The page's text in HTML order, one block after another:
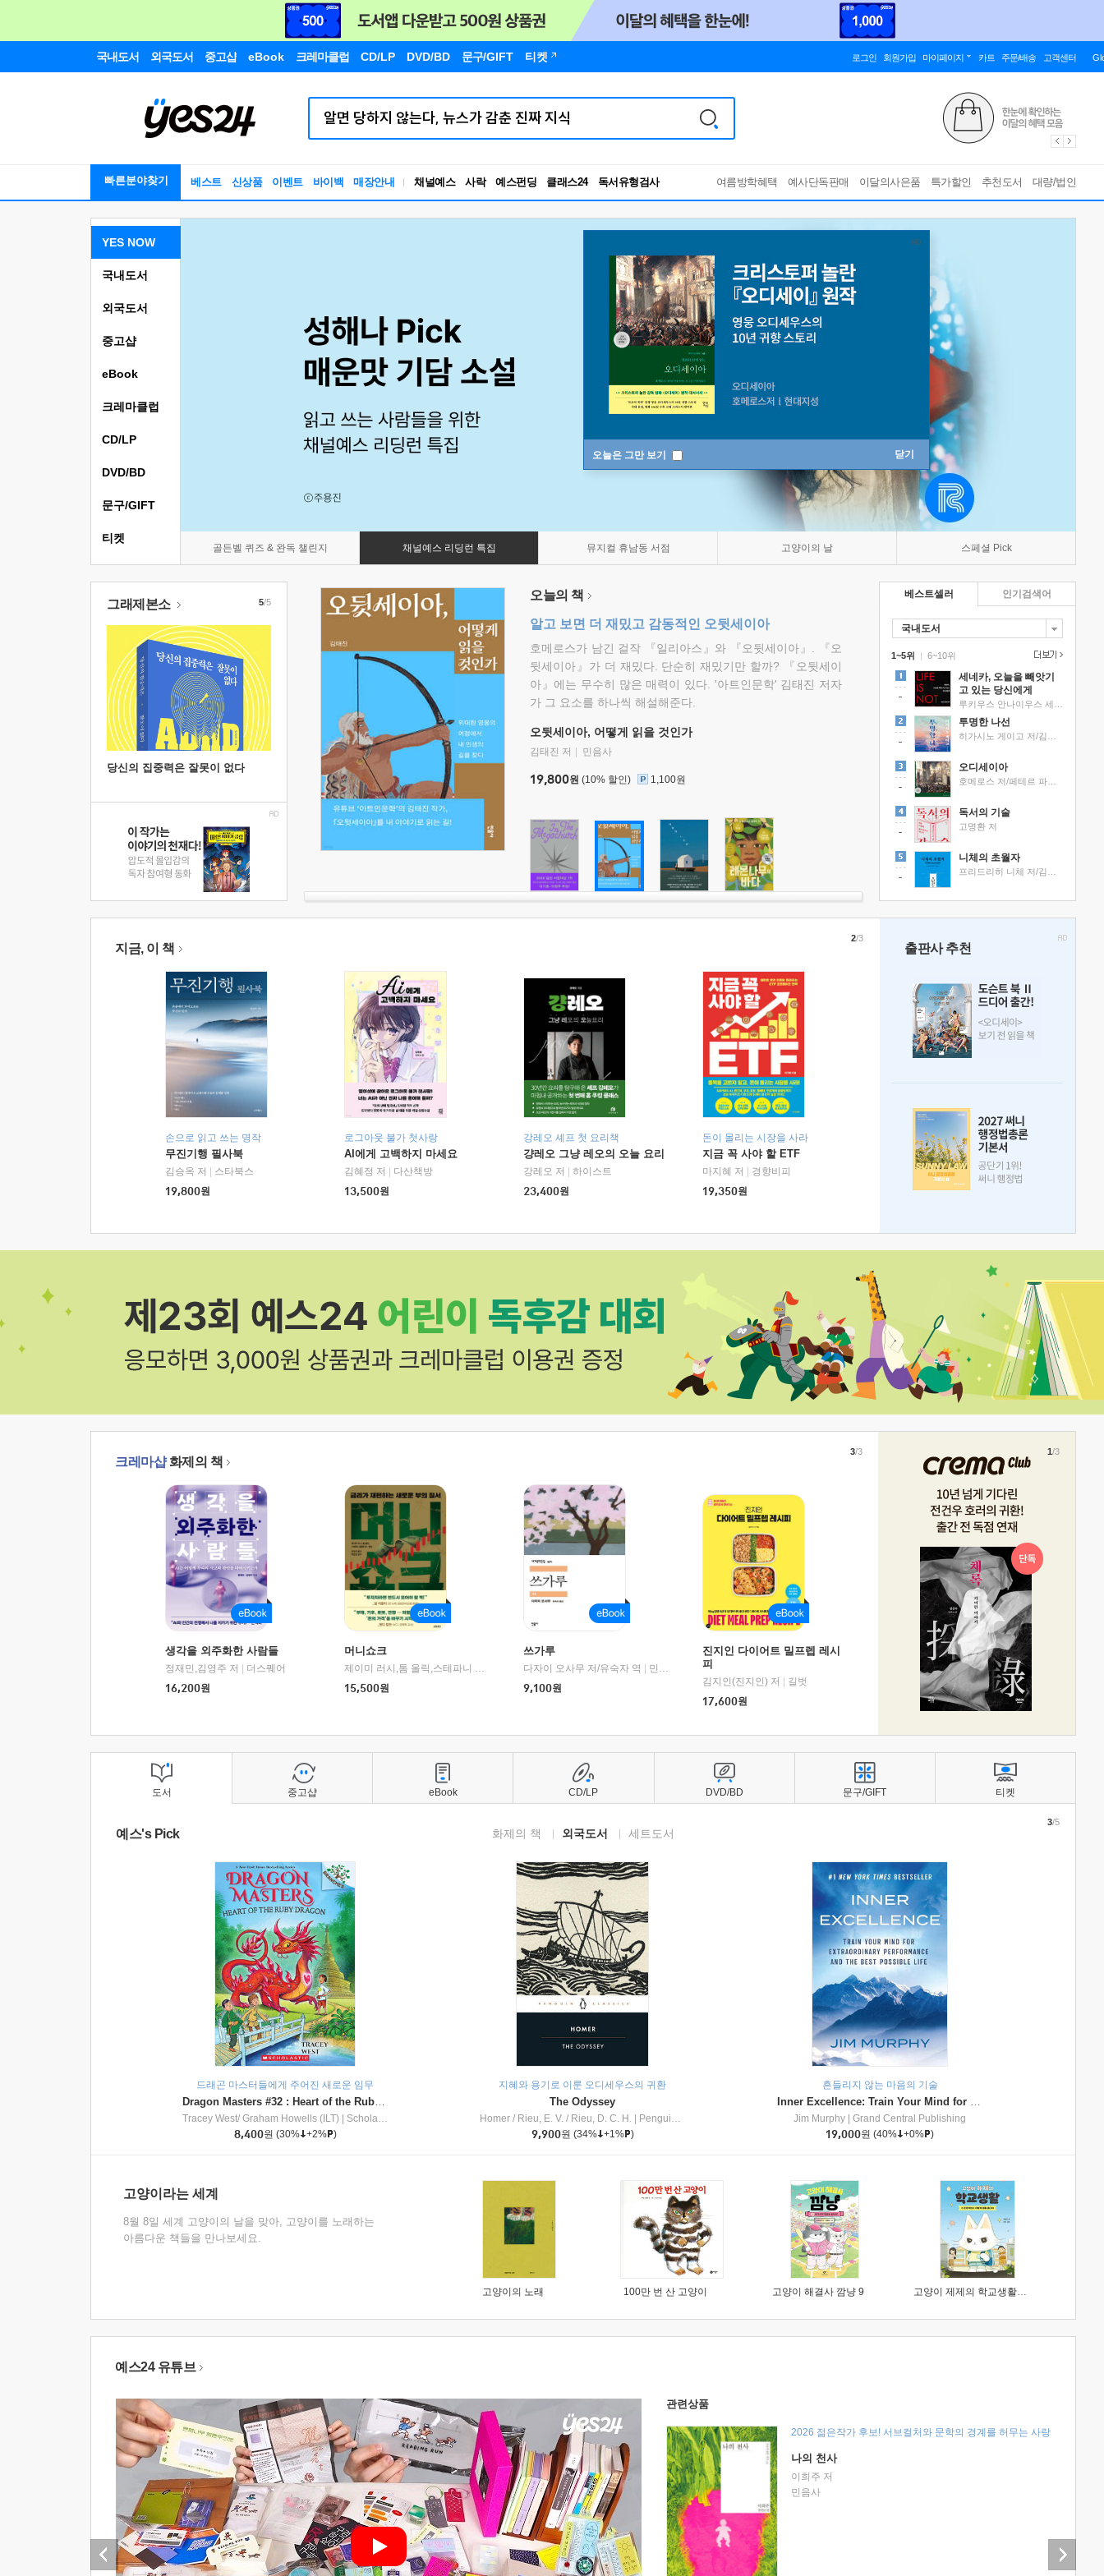
국내도서 외국도서 중고샵 eBook 크레마클럽 CD/LP DVD/BD 문구/GIFT 티켓 로그인 회원가입 마이페이지 카트 주문/배송 고객센터
빠른분야찾기 베스트 신상품 이벤트 바이백 매장안내 채널예스 사락 예스펀딩 클래스24
독서유형검사
RBTI Lab
독서유형검사
여름방학혜택 예사단독판매 이달의사은품 특가할인 추천도서 대량/법인
오늘은 그만 보기 닫기
YES NOW
골든벨 퀴즈 & 완독 챌린지 채널예스 리딩런 특집 뮤지컬 휴남동 서점 고양이의 날 스페셜 Pick
국내도서
외국도서
중고샵
eBook
크레마클럽
CD/LP
DVD/BD
문구/GIFT
티켓
그래제본소
당신의 집중력은 잘못이 없다
5/5 오늘의 책
알고 보면 더 재밌고 감동적인 오뒷세이아
호메로스가 남긴 걸작 『일리아스』와 『오뒷세이아』. 『오
뒷세이아』가 더 재밌다. 단순히 재밌기만 할까? 『오뒷세이
아』에는 무수히 많은 매력이 있다. '아트인문학' 김태진 저자
가 그 요소를 하나씩 해설해준다.
오뒷세이아, 어떻게 읽을 것인가
김태진 저 민음사
19,800원 (10% 할인) 1,100원
베스트셀러
국내도서
1~5위 |
세네카, 오늘을 빼앗기
고 있는 당신에게
투명한 나선
오디세이아
독서의 기술
고명환 저
니체의 초월자
6~10위
인기검색어
지금, 이 책
손으로 읽고 쓰는 명작
무진기행 필사북
김승옥 저
스타북스
19,800원
로그아웃 불가 첫사랑
AI에게 고백하지 마세요
김혜정 저
다산책방
13,500원
강레오 셰프 첫 요리책
걍레오 그냥 레오의 오늘 요리
강레오 저
하이스트
23,400원
돈이 몰리는 시장을 사라
지금 꼭 사야 할 ETF
마지혜 저
경향비피
19,350원
2/3
출판사 추천
크레마샵화제의 책
생각을 외주화한 사람들
정재민,김영주 저
더스퀘어
16,200원
머니쇼크
제이미 러시,톰 올릭,스테파니 플랜더스 편저/임경은 역/박정호 감수 |
교보문고
15,500원
쓰가루
다자이 오사무 저/유숙자 역
민음사
9,100원
진지인 다이어트 밀프렙 레시
피
김지인(진지인) 저
길벗
17,600원
3/3 1/3
도서
예스's Pick 화제의 책 외국도서 세트도서
드래곤 마스터들에게 주어진 새로운 임무
Dragon Masters #32 : Heart of the Ruby Dragon (A Branches Book)
Tracey West/ Graham Howells (ILT)
Scholastic Inc
8,400원 (30% +2% )
지혜와 용기로 이룬 오디세우스의 귀환
The Odyssey
Homer / Rieu, E. V. / Rieu, D. C. H.
Penguin Group
9,900원 (34% +1% )
흔들리지 않는 마음의 기술
Inner Excellence: Train Your Mind for Extraordinary Performance and the Best Possible Life
Jim Murphy
Grand Central Publishing
19,000원 (40% +0% )
3/5
고양이라는 세계
8월 8일 세계 고양이의 날을 맞아, 고양이를 노래하는
아름다운 책들을 만나보세요.
고양이의 노래 100만 번 산 고양이 고양이 해결사 깜냥 9 고양이 제제의 학교생활 1 : 초등학생이 이렇게 힘들 줄이야
중고샵 eBook CD/LP DVD/BD 문구/GIFT 티켓
예스24 유튜브
관련상품
2026 젊은작가 후보! 서브컬처와 문학의 경계를 허무는 사랑
나의 천사
이희주 저
민음사